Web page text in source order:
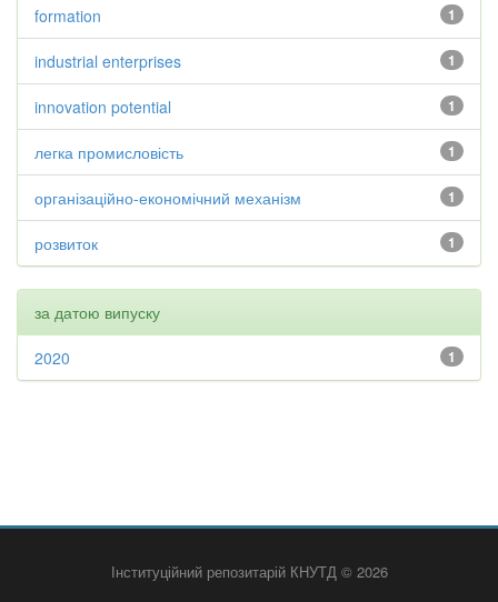
1
formation
1
industrial enterprises
1
innovation potential
1
легка промисловість
1
організаційно-економічний механізм
1
розвиток
за датою випуску
1
2020
Інституційний репозитарій КНУТД © 2026